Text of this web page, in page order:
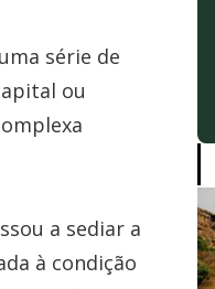
série de
ou
a sediar a
à condição